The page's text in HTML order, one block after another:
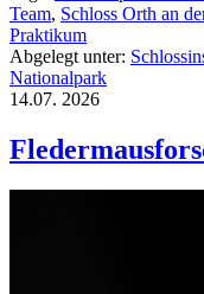
Team, Schloss Orth an
Praktikum
Abgelegt unter:
Nationalpark
14.07. 2026